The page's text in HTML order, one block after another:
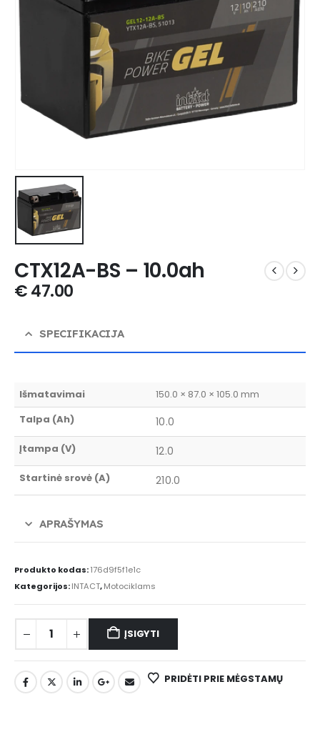
CTX12A-BS – 10.0ah
€47.00
SPECIFIKACIJA
Išmatavimai
150.0 × 87.0 × 105.0 mm
Talpa (Ah)
10.0
Įtampa (V) 12.0
Startinė srovė (A) 210.0
APRAŠYMAS
Produkto kodas:176d9f5f1e1c
Kategorijos:INTACT,Motociklams
ĮSIGYTI
PRIDĖTI PRIE MĖGSTAMŲ